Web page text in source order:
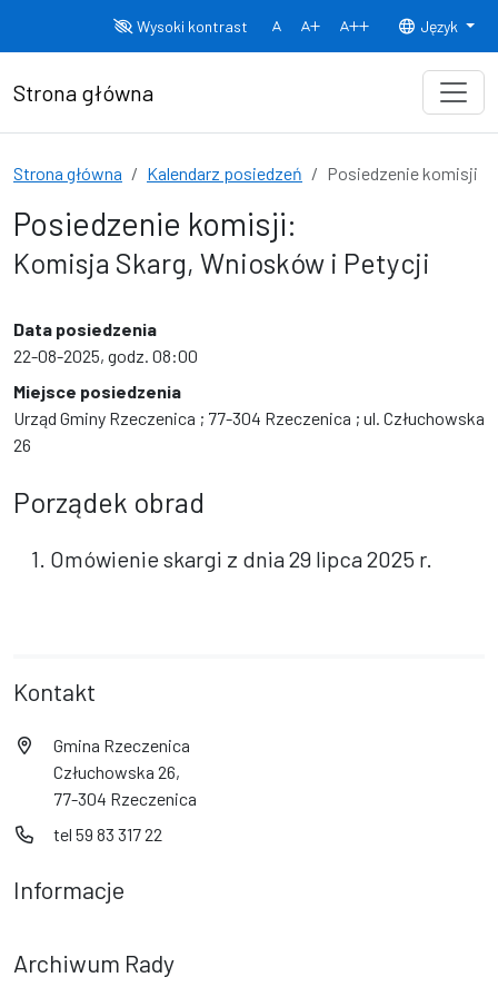
Wysoki kontrast
Normalny rozmiar czcionki
Rozmiar czcionki 150% Rozmiar
Język
Strona główna
Strona główna Kalendarz posiedzeń Posiedzenie komisji
Posiedzenie komisji:
Komisja Skarg, Wniosków i Petycji
Data posiedzenia
22-08-2025, godz. 08:00
Miejsce posiedzenia
Urząd Gminy Rzeczenica ; 77-304 Rzeczenica ; ul. Człuchowska
26
Porządek obrad
1. Omówienie skargi z dnia 29 lipca 2025 r.
Kontakt
Gmina Rzeczenica
Człuchowska 26,
77-304 Rzeczenica
tel 59 83 317 22
Informacje
Archiwum Rady